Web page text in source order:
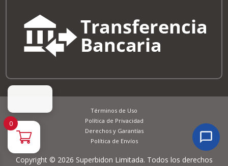
Copyright © 2026 Superbidon Limitada. Todos los derechos
Términos de Uso
Política de Privacidad
Derechos y Garantías
Política de Envíos
0